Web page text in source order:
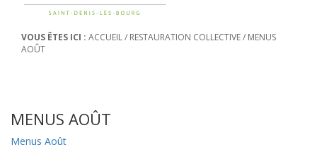
VOUS ÊTES ICI : ACCUEIL/ RESTAURATION COLLECTIVE/ MENUS
AOÛT
MENUS AOÛT
Menus Août